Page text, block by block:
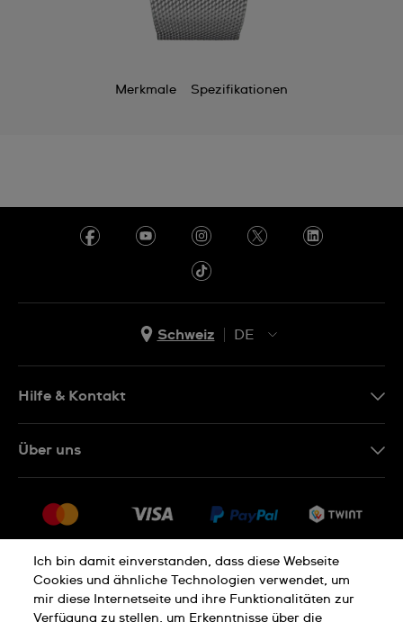
Merkmale Spezifikationen
Schweiz
DE
IT
Hilfe & Kontakt
Rückgaberecht
Verkaufs- und Lieferbedingungen
Vertrag widerrufen
Über uns
Jobs
Ich bin damit einverstanden, dass diese Webseite
Cookies und ähnliche Technologien verwendet, um
mir diese Internetseite und ihre Funktionalitäten zur
Verfügung zu stellen, um Erkenntnisse über die